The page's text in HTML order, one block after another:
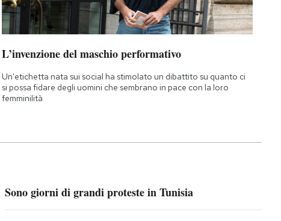
L’invenzione del maschio performativo
Un'etichetta nata sui social ha stimolato un dibattito su quanto ci
si possa fidare degli uomini che sembrano in pace con la loro
femminilità
Sono giorni di grandi proteste in Tunisia